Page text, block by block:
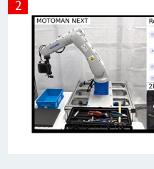
Video
身体・